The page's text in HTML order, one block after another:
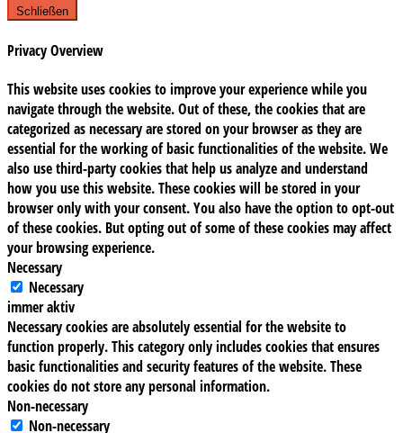
Schließen
Privacy Overview
This website uses cookies to improve your experience while you
navigate through the website. Out of these, the cookies that are
categorized as necessary are stored on your browser as they are
essential for the working of basic functionalities of the website. We
also use third-party cookies that help us analyze and understand
how you use this website. These cookies will be stored in your
browser only with your consent. You also have the option to opt-out
of these cookies. But opting out of some of these cookies may affect
your browsing experience.
Necessary
Necessary
immer aktiv
Necessary cookies are absolutely essential for the website to
function properly. This category only includes cookies that ensures
basic functionalities and security features of the website. These
cookies do not store any personal information.
Non-necessary
Non-necessary